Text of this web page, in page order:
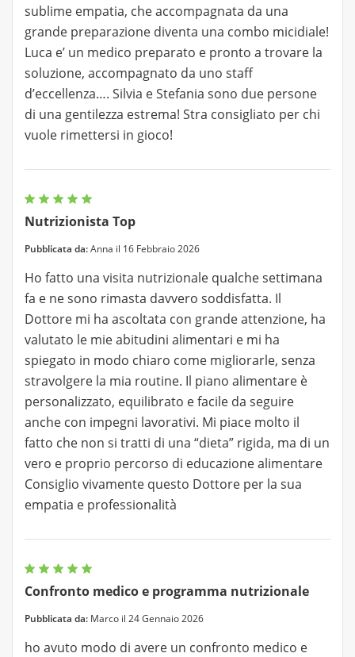
sublime empatia, che accompagnata da una
grande preparazione diventa una combo micidiale!
Luca e’ un medico preparato e pronto a trovare la
soluzione, accompagnato da uno staff
d’eccellenza…. Silvia e Stefania sono due persone
di una gentilezza estrema! Stra consigliato per chi
vuole rimettersi in gioco!
Nutrizionista Top
Pubblicata da:Anna il 16 Febbraio 2026
Ho fatto una visita nutrizionale qualche settimana
fa e ne sono rimasta davvero soddisfatta. Il
Dottore mi ha ascoltata con grande attenzione, ha
valutato le mie abitudini alimentari e mi ha
spiegato in modo chiaro come migliorarle, senza
stravolgere la mia routine. Il piano alimentare è
personalizzato, equilibrato e facile da seguire
anche con impegni lavorativi. Mi piace molto il
fatto che non si tratti di una “dieta” rigida, ma di un
vero e proprio percorso di educazione alimentare
Consiglio vivamente questo Dottore per la sua
empatia e professionalità
Confronto medico e programma nutrizionale
Pubblicata da: Marco il 24 Gennaio 2026
ho avuto modo di avere un confronto medico e